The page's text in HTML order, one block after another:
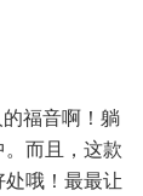
的福音啊！躺
而且，这款
哦！最最让